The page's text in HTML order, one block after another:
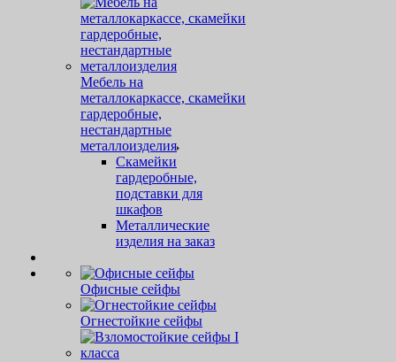
Мебель на
металлокаркассе, скамейки
гардеробные,
нестандартные
металлоизделия
Скамейки
гардеробные,
подставки для
шкафов
Металлические
изделия на заказ
Офисные сейфы
Огнестойкие сейфы